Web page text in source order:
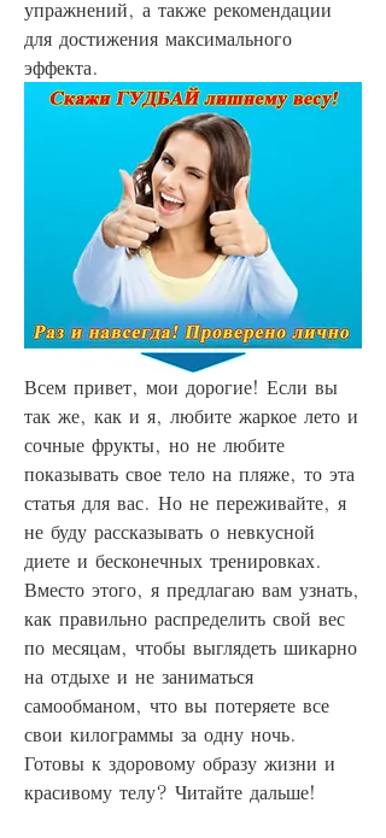
упражнений, а также рекомендации
для достижения максимального
эффекта.
Всем привет, мои дорогие! Если вы
так же, как и я, любите жаркое лето и
сочные фрукты, но не любите
показывать свое тело на пляже, то эта
статья для вас. Но не переживайте, я
не буду рассказывать о невкусной
диете и бесконечных тренировках.
Вместо этого, я предлагаю вам узнать,
как правильно распределить свой вес
по месяцам, чтобы выглядеть шикарно
на отдыхе и не заниматься
самообманом, что вы потеряете все
свои килограммы за одну ночь.
Готовы к здоровому образу жизни и
красивому телу? Читайте дальше!